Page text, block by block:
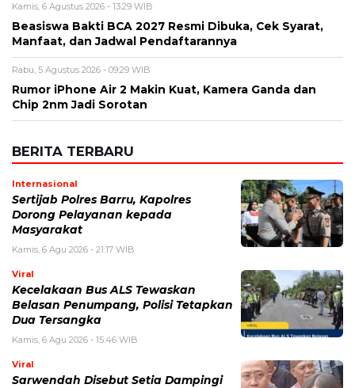
Kamis, 6 Agustus 2026 - 13:29 WIB
Beasiswa Bakti BCA 2027 Resmi Dibuka, Cek Syarat,
Manfaat, dan Jadwal Pendaftarannya
Rabu, 5 Agustus 2026 - 09:29 WIB
Rumor iPhone Air 2 Makin Kuat, Kamera Ganda dan
Chip 2nm Jadi Sorotan
BERITA TERBARU
Internasional
Sertijab Polres Barru, Kapolres
Dorong Pelayanan kepada
Masyarakat
Kamis, 6 Agu 2026 - 21:17 WIB
Viral
Kecelakaan Bus ALS Tewaskan
Belasan Penumpang, Polisi Tetapkan
Dua Tersangka
Kamis, 6 Agu 2026 - 15:46 WIB
Viral
Sarwendah Disebut Setia Dampingi